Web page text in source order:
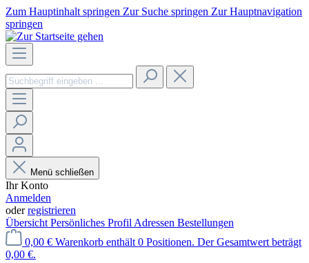
Zum Hauptinhalt springen Zur Suche springen Zur Hauptnavigation
springen
Menü schließen
Ihr Konto
Anmelden
oderregistrieren
Übersicht Persönliches Profil Adressen Bestellungen
0,00 € Warenkorb enthält 0 Positionen. Der Gesamtwert beträgt
0,00 €.